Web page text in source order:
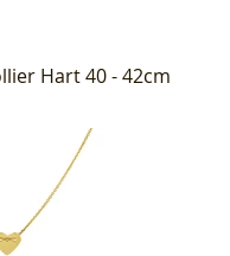
Hart 40 - 42cm